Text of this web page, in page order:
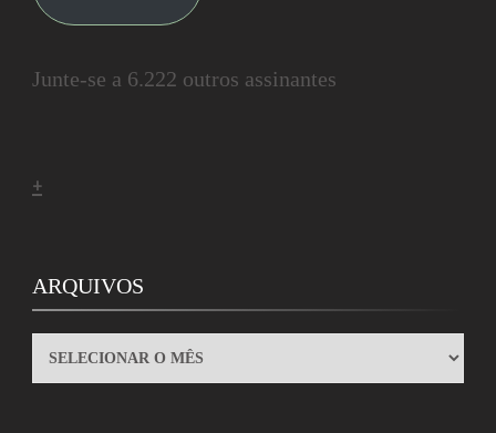
Junte-se a 6.222 outros assinantes
+
ARQUIVOS
ARQUIVOS